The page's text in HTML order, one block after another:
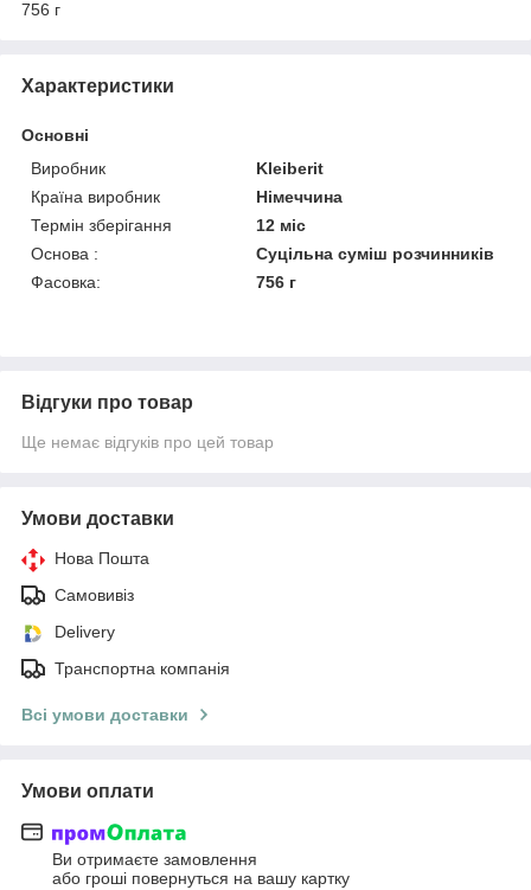
756 г
Характеристики
Основні
Виробник
Kleiberit
Країна виробник
Німеччина
Термін зберігання
12 міс
Основа :
Суцільна суміш розчинників
Фасовка:
756 г
Відгуки про товар
Ще немає відгуків про цей товар
Умови доставки
Нова Пошта
Самовивіз
Delivery
Транспортна компанія
Всі умови доставки
Умови оплати
Ви отримаєте замовлення
або гроші повернуться на вашу картку